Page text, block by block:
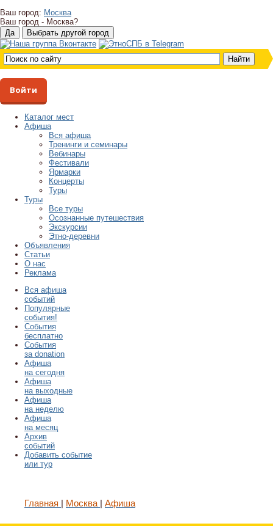
Ваш город: Москва
Ваш город - Москва?
Войти
Каталог мест
Афиша
Вся афиша
Тренинги и семинары
Вебинары
Фестивали
Ярмарки
Концерты
Туры
Туры
Все туры
Осознанные путешествия
Экскурсии
Этно-деревни
Объявления
Статьи
О нас
Реклама
Вся афиша
событий
Популярные
события!
События
бесплатно
События
за donation
Афиша
на сегодня
Афиша
на выходные
Афиша
на неделю
Афиша
на месяц
Архив
событий
Добавить событие
или тур
Главная Москва Афиша